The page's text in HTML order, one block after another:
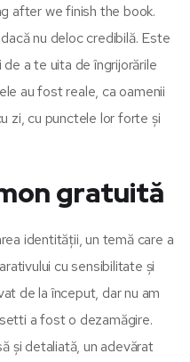
after we finish the book.
nu deloc credibilă. Este
a te uita de îngrijorările
au fost reale, ca oamenii
zi, cu punctele lor forte și
gratuită
identității, un temă care a
cu sensibilitate și
de la început, dar nu am
a fost o dezamăgire.
și detaliată, un adevărat